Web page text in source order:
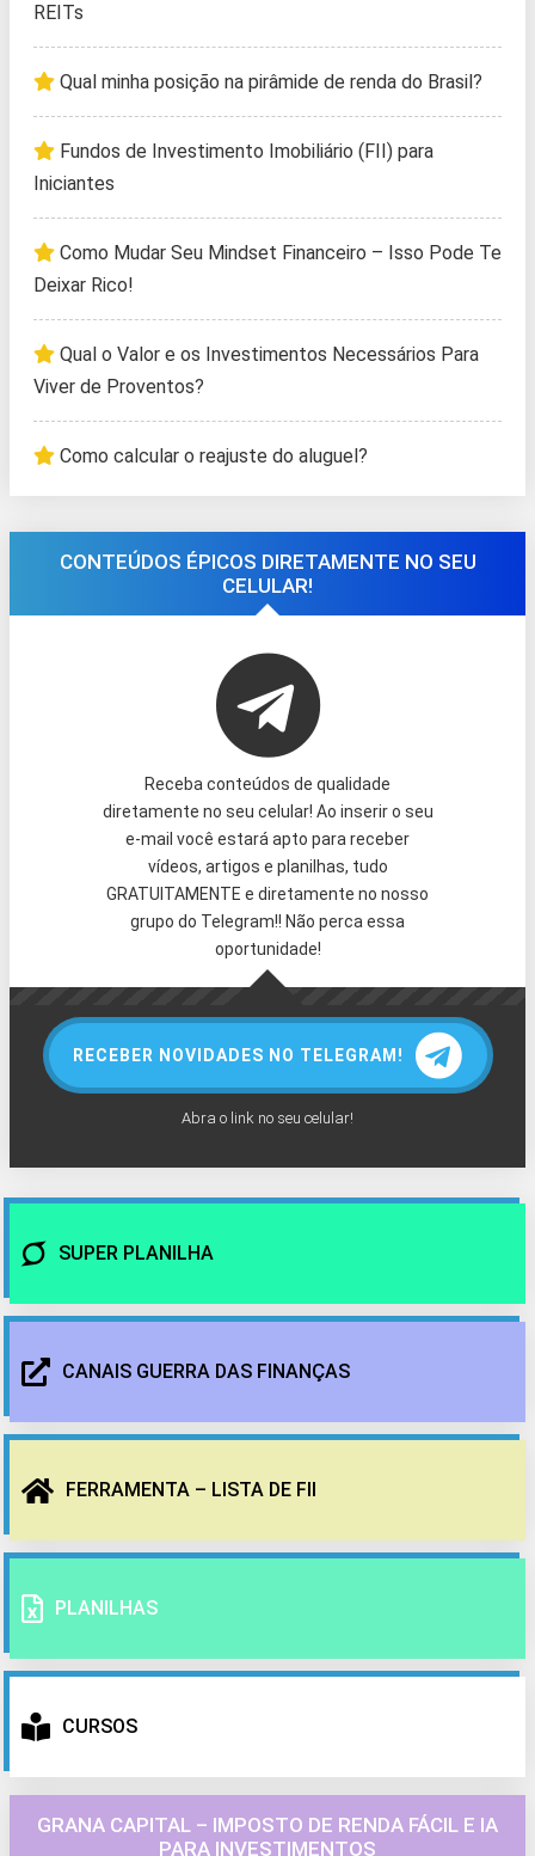
REITs
Qual minha posição na pirâmide de renda do Brasil?
Fundos de Investimento Imobiliário (FII) para
Iniciantes
Como Mudar Seu Mindset Financeiro – Isso Pode Te
Deixar Rico!
Qual o Valor e os Investimentos Necessários Para
Viver de Proventos?
Como calcular o reajuste do aluguel?
CONTEÚDOS ÉPICOS DIRETAMENTE NO SEU
CELULAR!
Receba conteúdos de qualidade
diretamente no seu celular! Ao inserir o seu
e-mail você estará apto para receber
vídeos, artigos e planilhas, tudo
GRATUITAMENTE e diretamente no nosso
grupo do Telegram!! Não perca essa
oportunidade!
RECEBER NOVIDADES NO TELEGRAM!
Abra o link no seu celular!
SUPER PLANILHA
CANAIS GUERRA DAS FINANÇAS
FERRAMENTA – LISTA DE FII
PLANILHAS
CURSOS
GRANA CAPITAL – IMPOSTO DE RENDA FÁCIL E IA
PARA INVESTIMENTOS